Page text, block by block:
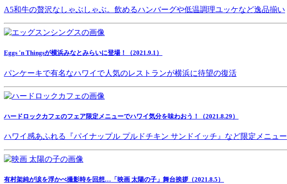
A5和牛の贅沢なしゃぶしゃぶ。飲めるハンバーグや低温調理ユッケなど逸品揃い
Eggs 'n Thingsが横浜みなとみらいに登場！（2021.9.1）
パンケーキで有名なハワイで人気のレストランが横浜に待望の復活
ハードロックカフェのフェア限定メニューでハワイ気分を味わおう！（2021.8.29）
ハワイ感あふれる『パイナップル プルドチキン サンドイッチ』など限定メニュー
有村架純が涙を浮かべ撮影時を回想…「映画 太陽の子」舞台挨拶（2021.8.5）